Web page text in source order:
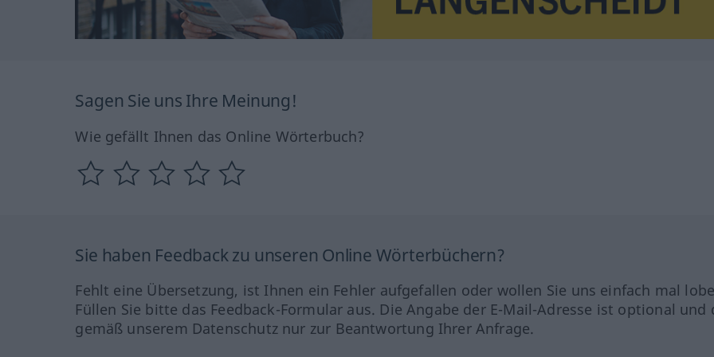
Sagen Sie uns Ihre Meinung!
Wie gefällt Ihnen das Online Wörterbuch?
Sie haben Feedback zu unseren Online Wörterbüchern?
Fehlt eine Übersetzung, ist Ihnen ein Fehler aufgefallen oder wollen Sie uns einfach mal
Füllen Sie bitte das Feedback-Formular aus. Die Angabe der E-Mail-Adresse ist optional und
gemäß unserem Datenschutz nur zur Beantwortung Ihrer Anfrage.